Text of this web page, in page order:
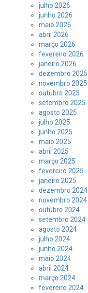
julho 2026
junho 2026
maio 2026
abril 2026
março 2026
fevereiro 2026
janeiro 2026
dezembro 2025
novembro 2025
outubro 2025
setembro 2025
agosto 2025
julho 2025
junho 2025
maio 2025
abril 2025
março 2025
fevereiro 2025
janeiro 2025
dezembro 2024
novembro 2024
outubro 2024
setembro 2024
agosto 2024
julho 2024
junho 2024
maio 2024
abril 2024
março 2024
fevereiro 2024